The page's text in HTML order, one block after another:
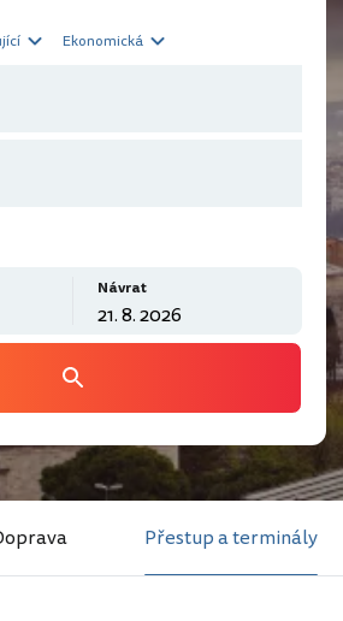
Ekonomická
Návrat
Přestup a terminály